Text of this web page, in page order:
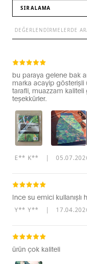
SIRALAMA
bu paraya gelene bak
marka acayip
tarafli, muazzam
teşekkürler.
E** K** |
Ince su emici
Y** Y** |
ürün çok kaliteli